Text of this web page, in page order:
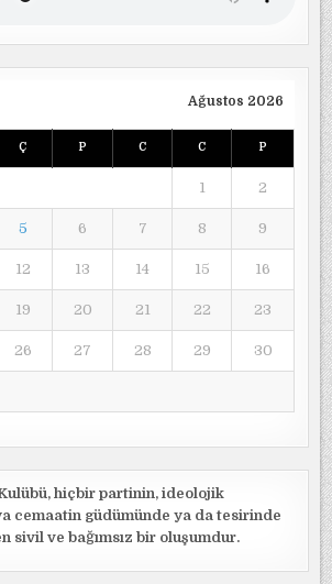
Ağustos 2026
Ç P C C P
1 2
5 6 7 8 9
12 13 14 15 16
19 20 21 22 23
26 27 28 29 30
hiçbir partinin, ideolojik
cemaatin güdümünde ya da tesirinde
sivil ve bağımsız bir oluşumdur.